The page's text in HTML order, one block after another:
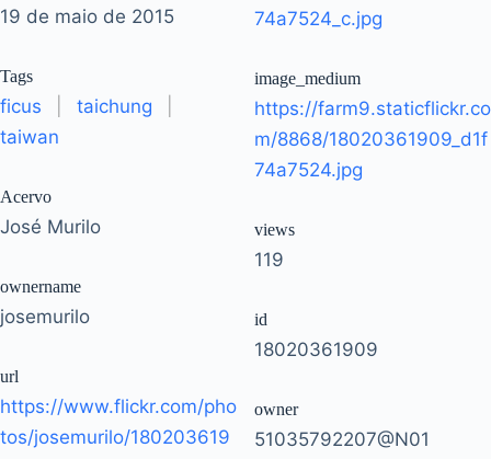
19 de maio de 2015
Tags
ficus taichung
taiwan
Acervo
José Murilo
ownername
josemurilo
url
https://www.flickr.com/pho
tos/josemurilo/180203619
74a7524_c.jpg
image_medium
https://farm9.staticflickr.co
m/8868/18020361909_d1f
74a7524.jpg
views
119
id
18020361909
owner
51035792207@N01